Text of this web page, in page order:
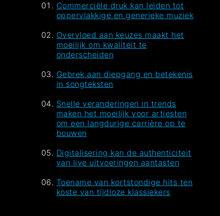
Commerciële druk kan leiden tot
oppervlakkige en generieke muziek
Overvloed aan keuzes maakt het
moeilijk om kwaliteit te
onderscheiden
Gebrek aan diepgang en betekenis
in songteksten
Snelle veranderingen in trends
maken het moeilijk voor artiesten
om een langdurige carrière op te
bouwen
Digitalisering kan de authenticiteit
van live uitvoeringen aantasten
Toename van kortstondige hits ten
koste van tijdloze klassiekers